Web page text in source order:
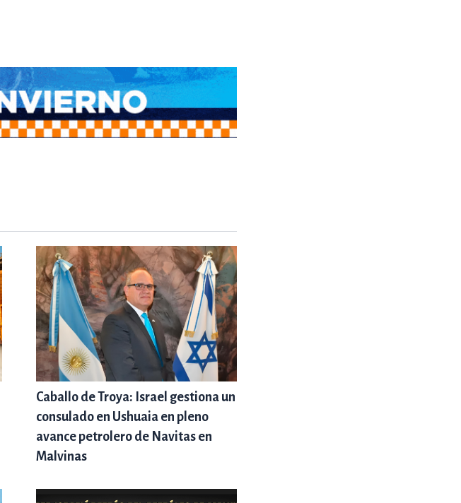
Caballo de Troya: Israel gestiona un
consulado en Ushuaia en pleno
avance petrolero de Navitas en
Malvinas